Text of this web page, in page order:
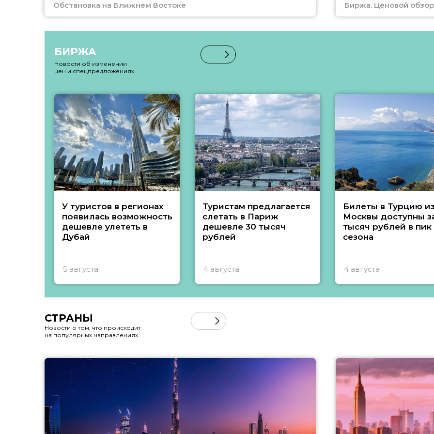
Обстановка на Ближнем Востоке Биржа. Ценовой обзор
БИРЖА
Новости об изменении
цен и спецпредложениях
У туристов в регионах
появилась возможность
дешевле улететь в
Дубай
5 августа
Туристам предлагается
слетать в Париж
дешевле 30 тысяч
рублей
4 августа
Билеты в Турцию из
Москвы доступны
тысяч рублей в пик
сезона
4 августа
СТРАНЫ
Новости о том, что происходит
на популярных направлениях